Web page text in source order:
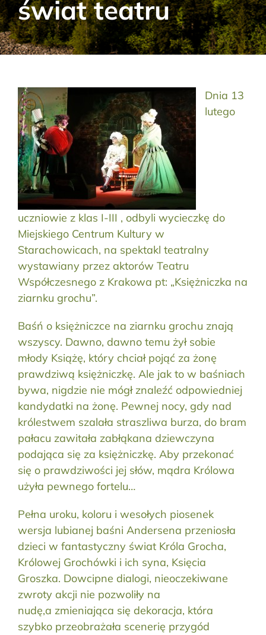
Aktualności
Kontakt
RODO
Szukaj:
świat teatru
Dnia 13
lutego
uczniowie z klas I-III , odbyli wycieczkę do
Miejskiego Centrum Kultury w
Starachowicach, na spektakl teatralny
wystawiany przez aktorów Teatru
Współczesnego z Krakowa pt: „Księżniczka na
ziarnku grochu”.
Baśń o księżniczce na ziarnku grochu znają
wszyscy. Dawno, dawno temu żył sobie
młody Książę, który chciał pojąć za żonę
prawdziwą księżniczkę. Ale jak to w baśniach
bywa, nigdzie nie mógł znaleźć odpowiedniej
kandydatki na żonę. Pewnej nocy, gdy nad
królestwem szalała straszliwa burza, do bram
pałacu zawitała zabłąkana dziewczyna
podająca się za księżniczkę. Aby przekonać
się o prawdziwości jej słów, mądra Królowa
użyła pewnego fortelu…
Pełna uroku, koloru i wesołych piosenek
wersja lubianej baśni Andersena przeniosła
dzieci w fantastyczny świat Króla Grocha,
Królowej Grochówki i ich syna, Księcia
Groszka. Dowcipne dialogi, nieoczekiwane
zwroty akcji nie pozwoliły na
nudę,a zmieniająca się dekoracja, która
szybko przeobrażała scenerię przygód